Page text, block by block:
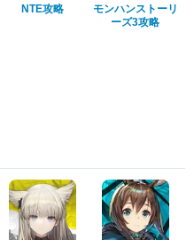
NTE攻略
モンハンストーリ
ーズ3攻略